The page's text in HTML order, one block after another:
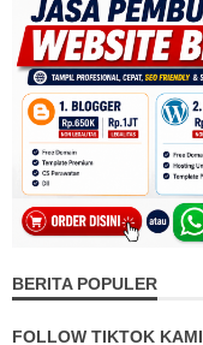
BERITA POPULER
FOLLOW TIKTOK KAMI